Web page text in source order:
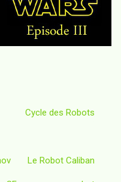
Cycle des Robots
Le Robot Caliban